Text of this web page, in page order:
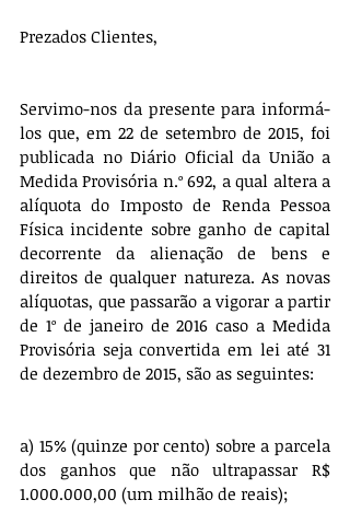
Prezados Clientes,
Servimo-nos da presente para informá-
los que, em 22 de setembro de 2015, foi
publicada no Diário Oficial da União a
Medida Provisória n.º 692, a qual altera a
alíquota do Imposto de Renda Pessoa
Física incidente sobre ganho de capital
decorrente da alienação de bens e
direitos de qualquer natureza. As novas
alíquotas, que passarão a vigorar a partir
de 1º de janeiro de 2016 caso a Medida
Provisória seja convertida em lei até 31
de dezembro de 2015, são as seguintes:
a) 15% (quinze por cento) sobre a parcela
dos ganhos que não ultrapassar R$
1.000.000,00 (um milhão de reais);